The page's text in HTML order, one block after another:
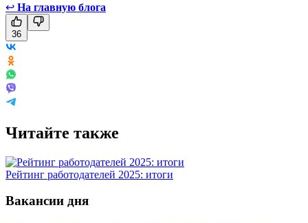
↩ На главную блога
36
Читайте также
Рейтинг работодателей 2025: итоги
Вакансии дня